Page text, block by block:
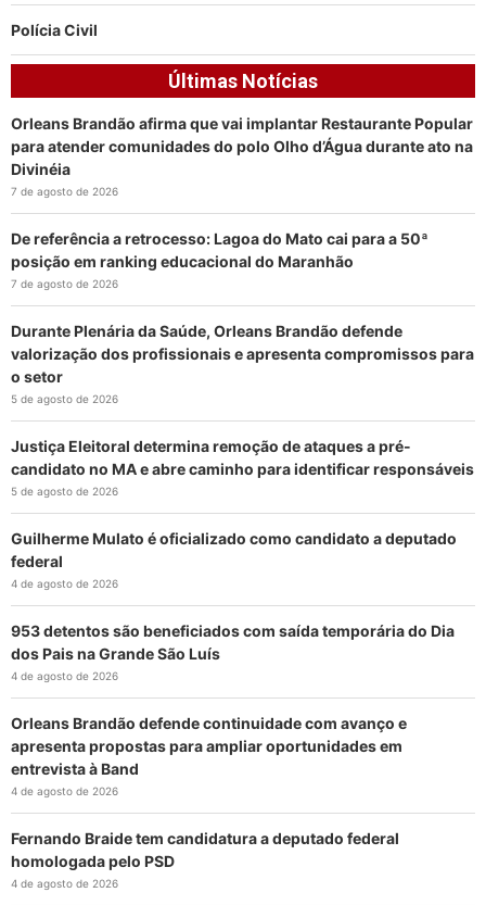
Polícia Civil
Últimas Notícias
Orleans Brandão afirma que vai implantar Restaurante Popular
para atender comunidades do polo Olho d’Água durante ato na
Divinéia
7 de agosto de 2026
De referência a retrocesso: Lagoa do Mato cai para a 50ª
posição em ranking educacional do Maranhão
7 de agosto de 2026
Durante Plenária da Saúde, Orleans Brandão defende
valorização dos profissionais e apresenta compromissos para
o setor
5 de agosto de 2026
Justiça Eleitoral determina remoção de ataques a pré-
candidato no MA e abre caminho para identificar responsáveis
5 de agosto de 2026
Guilherme Mulato é oficializado como candidato a deputado
federal
4 de agosto de 2026
953 detentos são beneficiados com saída temporária do Dia
dos Pais na Grande São Luís
4 de agosto de 2026
Orleans Brandão defende continuidade com avanço e
apresenta propostas para ampliar oportunidades em
entrevista à Band
4 de agosto de 2026
Fernando Braide tem candidatura a deputado federal
homologada pelo PSD
4 de agosto de 2026